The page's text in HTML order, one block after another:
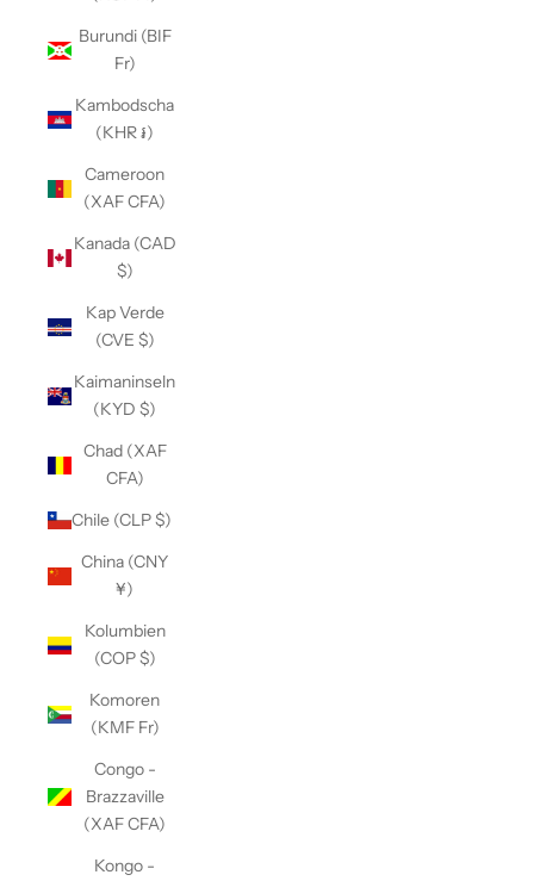
Burundi (BIF
Fr)
Kambodscha
(KHR ៛)
Cameroon
(XAF CFA)
Kanada (CAD
$)
Kap Verde
(CVE $)
Kaimaninseln
(KYD $)
Chad (XAF
CFA)
Chile (CLP $)
China (CNY
¥)
Kolumbien
(COP $)
Komoren
(KMF Fr)
Congo -
Brazzaville
(XAF CFA)
Kongo -